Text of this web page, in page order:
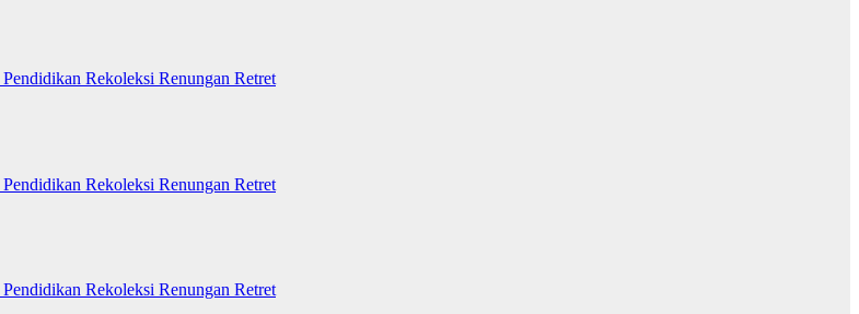
Pendidikan Rekoleksi Renungan Retret
Pendidikan Rekoleksi Renungan Retret
Pendidikan Rekoleksi Renungan Retret